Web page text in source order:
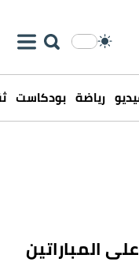
رياضة بودكاست
المباراتين